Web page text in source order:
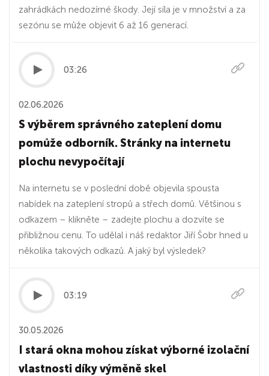
zahrádkách nedozírné škody. Její síla je v množství a za
sezónu se může objevit 6 až 16 generací.
03:26
02.06.2026
S výběrem správného zateplení domu
pomůže odborník. Stránky na internetu
plochu nevypočítají
Na internetu se v poslední době objevila spousta
nabídek na zateplení stropů a střech domů. Většinou s
odkazem – klikněte – zadejte plochu a dozvíte se
přibližnou cenu. To udělal i náš redaktor Jiří Šobr hned u
několika takových odkazů. A jaký byl výsledek?
03:19
30.05.2026
I stará okna mohou získat výborné izolační
vlastnosti díky výměně skel